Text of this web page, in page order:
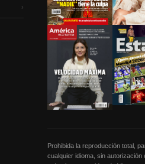
›
Prohibida la reproducción total,
cualquier idioma, sin autorización